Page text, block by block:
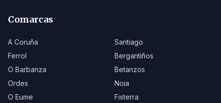
Comarcas
A Coruña
Santiago
Ferrol
Bergantiños
O Barbanza
Betanzos
Ordes
Noia
O Eume
Fisterra